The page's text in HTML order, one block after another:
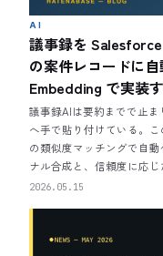
AI
議事録を
の案件レコードに
Embedding で実装
議事録AIは要約までで止
へ手で貼り付けている。
の類似度マッチングで自
ナル合成と、信頼度に応じ
2026.05.15